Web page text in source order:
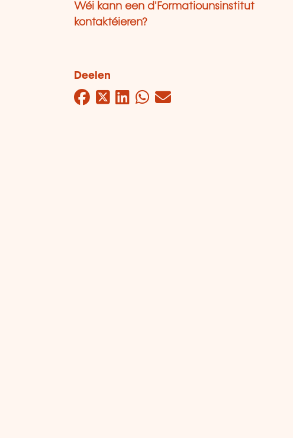
Wéi kann een d'Formatiounsinstitut
kontaktéieren?
Deelen
Facebook
Twitter
LinkedIn
WhatsApp
Mail